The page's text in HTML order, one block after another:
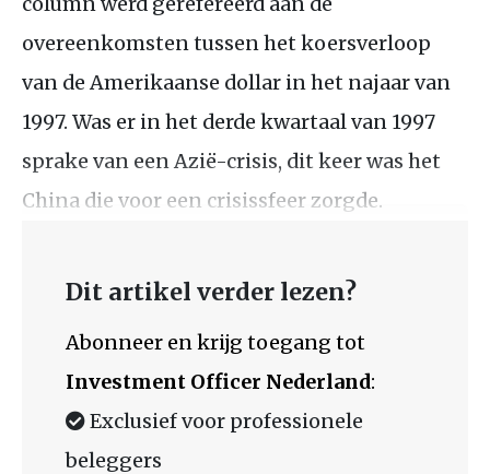
overeenkomsten tussen het koersverloop
van de Amerikaanse dollar in het najaar van
1997. Was er in het derde kwartaal van 1997
sprake van een Azië-crisis, dit keer was het
China die voor een crisissfeer zorgde.
Dit artikel verder lezen?
Abonneer en krijg toegang tot
Investment Officer Nederland:
Exclusief voor professionele
beleggers